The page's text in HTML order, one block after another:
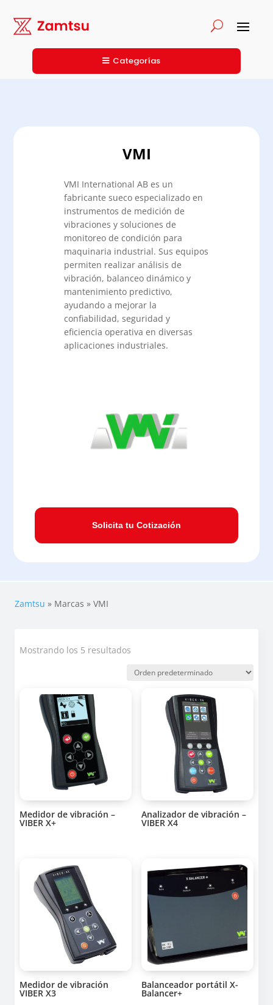
Categorías
VMI
VMI International AB es un
fabricante sueco especializado en
instrumentos de medición de
vibraciones y soluciones de
monitoreo de condición para
maquinaria industrial. Sus equipos
permiten realizar análisis de
vibración, balanceo dinámico y
mantenimiento predictivo,
ayudando a mejorar la
confiabilidad, seguridad y
eficiencia operativa en diversas
aplicaciones industriales.
Solicita tu Cotización
Zamtsu » Marcas »VMI
Mostrando los 5 resultados
Medidor de vibración –
VIBER X+
Analizador de vibración –
VIBER X4
Medidor de vibración
VIBER X3
Balanceador portátil X-
Balancer+